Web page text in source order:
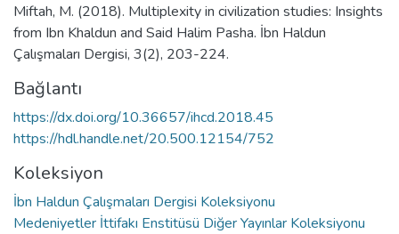
Miftah, M. (2018). Multiplexity in civilization studies: Insights
from Ibn Khaldun and Said Halim Pasha. İbn Haldun
Çalışmaları Dergisi, 3(2), 203-224.
Bağlantı
https://dx.doi.org/10.36657/ihcd.2018.45
https://hdl.handle.net/20.500.12154/752
Koleksiyon
İbn Haldun Çalışmaları Dergisi Koleksiyonu
Medeniyetler İttifakı Enstitüsü Diğer Yayınlar Koleksiyonu